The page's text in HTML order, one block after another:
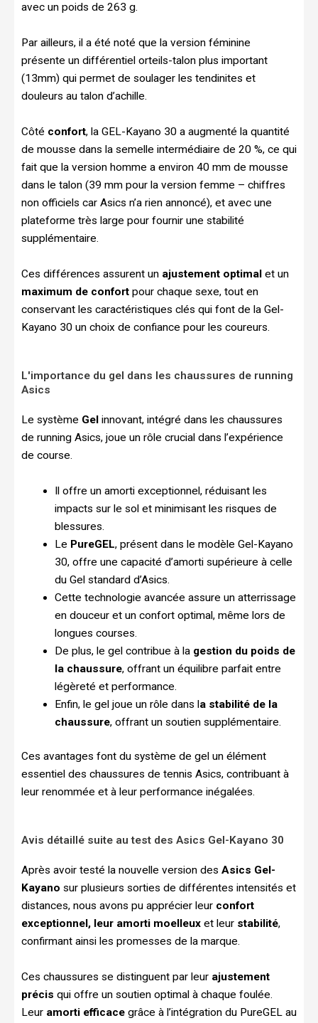
avec un poids de 263 g.
Par ailleurs, il a été noté que la version féminine
présente un différentiel orteils-talon plus important
(13mm) qui permet de soulager les tendinites et
douleurs au talon d’achille.
Côté confort, la GEL-Kayano 30 a augmenté la quantité
de mousse dans la semelle intermédiaire de 20 %, ce qui
fait que la version homme a environ 40 mm de mousse
dans le talon (39 mm pour la version femme – chiffres
non officiels car Asics n’a rien annoncé), et avec une
plateforme très large pour fournir une stabilité
supplémentaire.
Ces différences assurent un ajustement optimal et un
maximum de confort pour chaque sexe, tout en
conservant les caractéristiques clés qui font de la Gel-
Kayano 30 un choix de confiance pour les coureurs.
L'importance du gel dans les chaussures de running
Asics
Le système Gel innovant, intégré dans les chaussures
de running Asics, joue un rôle crucial dans l’expérience
de course.
Il offre un amorti exceptionnel, réduisant les
impacts sur le sol et minimisant les risques de
blessures.
Le PureGEL, présent dans le modèle Gel-Kayano
30, offre une capacité d’amorti supérieure à celle
du Gel standard d’Asics.
Cette technologie avancée assure un atterrissage
en douceur et un confort optimal, même lors de
longues courses.
De plus, le gel contribue à la gestion du poids de
la chaussure, offrant un équilibre parfait entre
légèreté et performance.
Enfin, le gel joue un rôle dans la stabilité de la
chaussure, offrant un soutien supplémentaire.
Ces avantages font du système de gel un élément
essentiel des chaussures de tennis Asics, contribuant à
leur renommée et à leur performance inégalées.
Avis détaillé suite au test des Asics Gel-Kayano 30
Après avoir testé la nouvelle version des Asics Gel-
Kayano sur plusieurs sorties de différentes intensités et
distances, nous avons pu apprécier leur confort
exceptionnel, leur amorti moelleux et leur stabilité,
confirmant ainsi les promesses de la marque.
Ces chaussures se distinguent par leur ajustement
précis qui offre un soutien optimal à chaque foulée.
Leur amorti efficace grâce à l’intégration du PureGEL au